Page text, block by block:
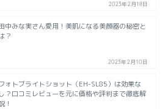
2023年2月18日
中みな実さん愛用！美肌になる美顔器の秘密と
？
2023年2月10日
フォトブライトショット（EH-SL85）は効果な
し？口コミレビューを元に価格や評判まで徹底解
！